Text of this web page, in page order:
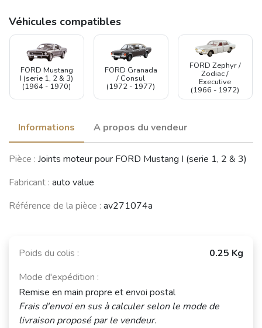
Véhicules compatibles
FORD Mustang
I (serie 1, 2 & 3)
(1964 - 1970)
FORD Granada
/ Consul
(1972 - 1977)
FORD Zephyr /
Zodiac /
Executive
(1966 - 1972)
Informations A propos du vendeur
Pièce : Joints moteur pour FORD Mustang I (serie 1, 2 & 3)
Fabricant : auto value
Référence de la pièce : av271074a
Poids du colis :
0.25 Kg
Mode d'expédition :
Remise en main propre et envoi postal
Frais d'envoi en sus à calculer selon le mode de
livraison proposé par le vendeur.